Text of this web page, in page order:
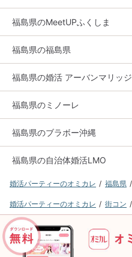
福島県のMeetUPふくしま
福島県の福島県
福島県の婚活 アーバンマリッジ
福島県のミノーレ
福島県のブラボー沖縄
福島県の自治体婚活LMO
婚活パーティーのオミカレ 福島県
婚活パーティーのオミカレ 街コン